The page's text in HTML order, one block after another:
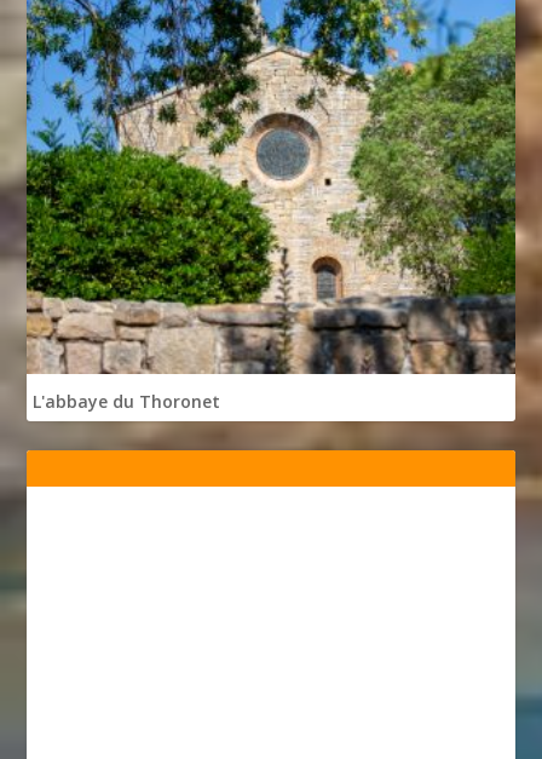
L'abbaye du Thoronet